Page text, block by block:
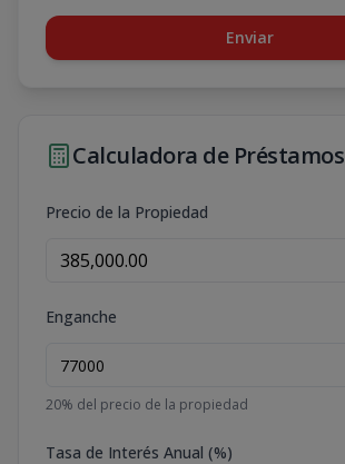
Enviar
Calculadora de Préstamos
Precio de la Propiedad
Enganche
20% del precio de la propiedad
Tasa de Interés Anual (%)